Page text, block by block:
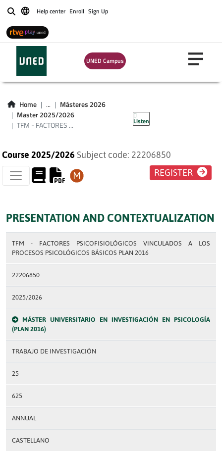
BuscarHelp center Enroll Sign Up
UNED Campus
Home ...
Másteres 2026
Master 2025/2026
TFM - FACTORES ...
Listen
PSICOFISIOLÓGICOS
VINCULADOS A LOS
PROCESOS
PSICOLÓGICOS
BÁSICOS PLAN 2016
Course 2025/2026 Subject code: 22206850
REGISTER
PRESENTATION AND CONTEXTUALIZATION
TFM - FACTORES PSICOFISIOLÓGICOS VINCULADOS A LOS
PROCESOS PSICOLÓGICOS BÁSICOS PLAN 2016
22206850
2025/2026
MÁSTER UNIVERSITARIO EN INVESTIGACIÓN EN PSICOLOGÍA
(PLAN 2016)
TRABAJO DE INVESTIGACIÓN
25
625
ANNUAL
CASTELLANO